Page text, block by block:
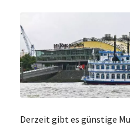
Derzeit gibt es günstige